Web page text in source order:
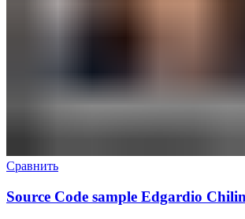
Сравнить
Source Code sample Edgardio